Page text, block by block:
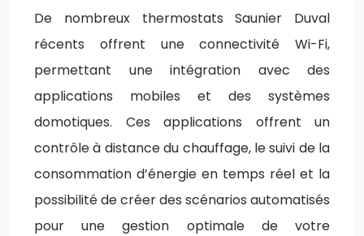
De nombreux thermostats Saunier Duval
récents offrent une connectivité Wi-Fi,
permettant une intégration avec des
applications mobiles et des systèmes
domotiques. Ces applications offrent un
contrôle à distance du chauffage, le suivi de la
consommation d’énergie en temps réel et la
possibilité de créer des scénarios automatisés
pour une gestion optimale de votre